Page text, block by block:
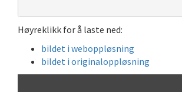
Høyreklikk for å laste ned:
bildet i weboppløsning
bildet i originaloppløsning